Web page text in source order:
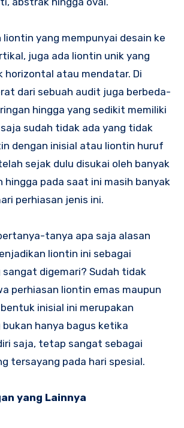
liontin yang mempunyai desain ke
juga ada liontin unik yang
horizontal atau mendatar. Di
dari sebuah audit juga berbeda-
hingga yang sedikit memiliki
sudah tidak ada yang tidak
dengan inisial atau liontin huruf
sejak dulu disukai oleh banyak
hingga pada saat ini masih banyak
perhiasan jenis ini.
tanya apa saja alasan
liontin ini sebagai
sangat digemari? Sudah tidak
perhiasan liontin emas maupun
inisial ini merupakan
bukan hanya bagus ketika
saja, tetap sangat sebagai
tersayang pada hari spesial.
yang Lainnya